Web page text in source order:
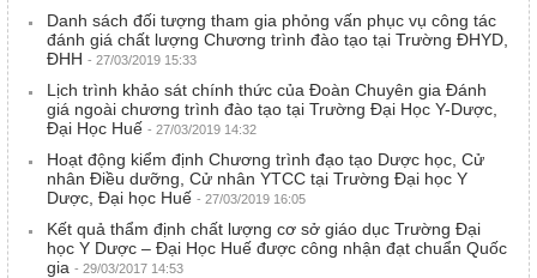
Danh sách đối tượng tham gia phỏng vấn phục vụ công tác
đánh giá chất lượng Chương trình đào tạo tại Trường ĐHYD,
ĐHH - 27/03/2019 15:33
Lịch trình khảo sát chính thức của Đoàn Chuyên gia Đánh
giá ngoài chương trình đào tạo tại Trường Đại Học Y-Dược,
Đại Học Huế - 27/03/2019 14:32
Hoạt động kiểm định Chương trình đạo tạo Dược học, Cử
nhân Điều dưỡng, Cử nhân YTCC tại Trường Đại học Y
Dược, Đại học Huế - 27/03/2019 16:05
Kết quả thẩm định chất lượng cơ sở giáo dục Trường Đại
học Y Dược – Đại Học Huế được công nhận đạt chuẩn Quốc
gia - 29/03/2017 14:53